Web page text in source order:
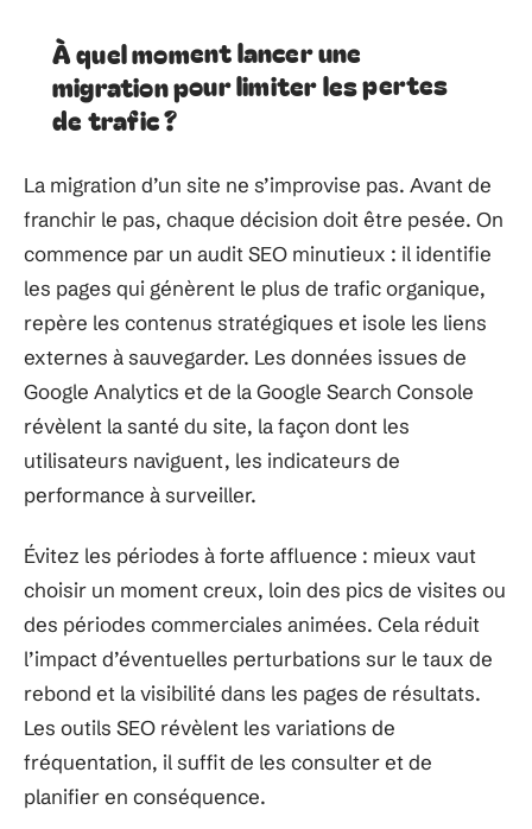
À quel moment lancer une
migration pour limiter les pertes
de trafic ?
La migration d’un site ne s’improvise pas. Avant de
franchir le pas, chaque décision doit être pesée. On
commence par un audit SEO minutieux : il identifie
les pages qui génèrent le plus de trafic organique,
repère les contenus stratégiques et isole les liens
externes à sauvegarder. Les données issues de
Google Analytics et de la Google Search Console
révèlent la santé du site, la façon dont les
utilisateurs naviguent, les indicateurs de
performance à surveiller.
Évitez les périodes à forte affluence : mieux vaut
choisir un moment creux, loin des pics de visites ou
des périodes commerciales animées. Cela réduit
l’impact d’éventuelles perturbations sur le taux de
rebond et la visibilité dans les pages de résultats.
Les outils SEO révèlent les variations de
fréquentation, il suffit de les consulter et de
planifier en conséquence.